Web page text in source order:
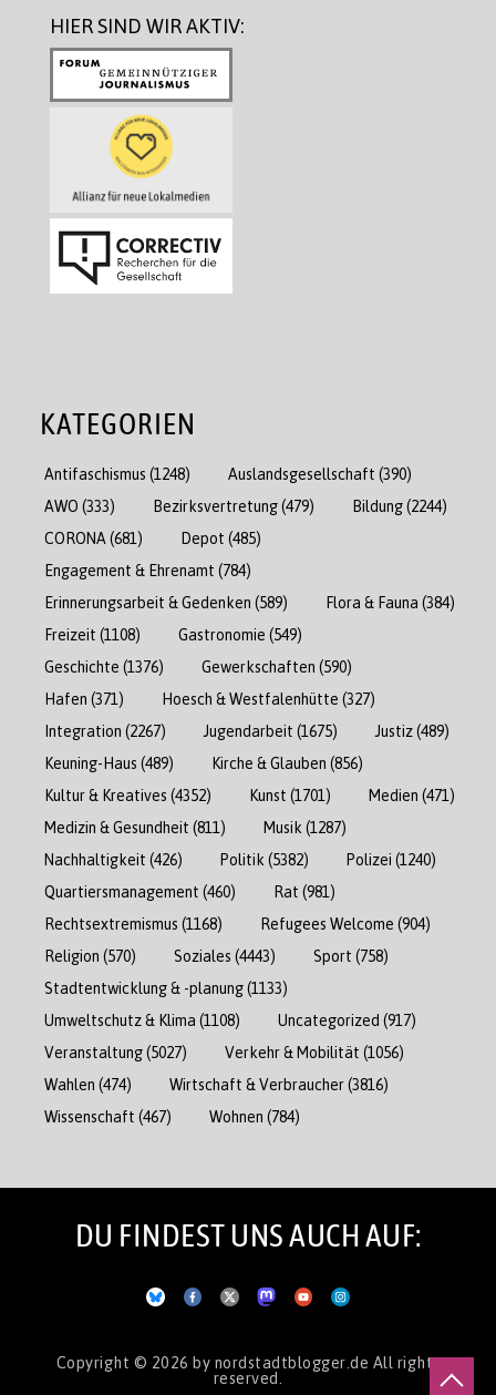
HIER SIND WIR AKTIV:
KATEGORIEN
Antifaschismus (1248) Auslandsgesellschaft (390)
AWO (333) Bezirksvertretung(479) Bildung(2244)
CORONA (681) Depot (485)
Engagement & Ehrenamt (784)
Erinnerungsarbeit & Gedenken (589) Flora & Fauna (384)
Freizeit (1108) Gastronomie (549)
Geschichte (1376) Gewerkschaften (590)
Hafen (371) Hoesch & Westfalenhütte (327)
Integration (2267) Jugendarbeit (1675) Justiz(489)
Keuning-Haus (489) Kirche & Glauben (856)
Kultur & Kreatives (4352) Kunst (1701) Medien (471)
Medizin & Gesundheit (811) Musik (1287)
Nachhaltigkeit (426) Politik (5382) Polizei (1240)
Quartiersmanagement (460) Rat (981)
Rechtsextremismus (1168) Refugees Welcome (904)
Religion (570) Soziales (4443) Sport (758)
Stadtentwicklung & -planung(1133)
Umweltschutz & Klima (1108) Uncategorized (917)
Veranstaltung(5027) Verkehr & Mobilität (1056)
Wahlen (474) Wirtschaft & Verbraucher(3816)
Wissenschaft (467) Wohnen (784)
DU FINDEST UNS AUCH AUF:
Copyright © 2026 by nordstadtblogger.de All rights
reserved.